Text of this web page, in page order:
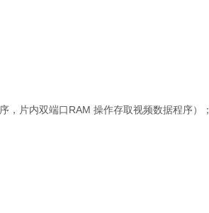
，片内双端口RAM 操作存取视频数据程序）；